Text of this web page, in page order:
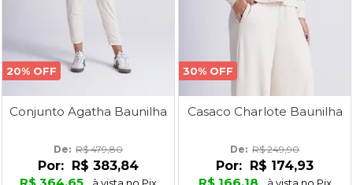
20% OFF
Conjunto Agatha Baunilha
De: R$ 479,80
Por: R$ 383,84
30% OFF
Casaco Charlote Baunilha
De: R$ 249,90
Por: R$ 174,93